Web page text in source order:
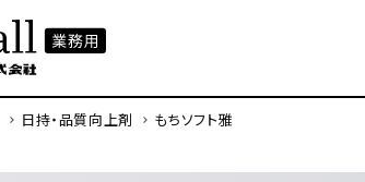
日持・品質向上剤 もちソフト雅